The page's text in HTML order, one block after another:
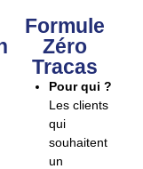
Formule
Zéro
Tracas
Pour qui ?
Les clients
qui
souhaitent
un